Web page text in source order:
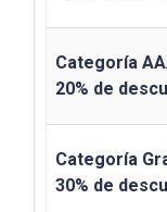
Categoría
20% de
Categoría
30% de